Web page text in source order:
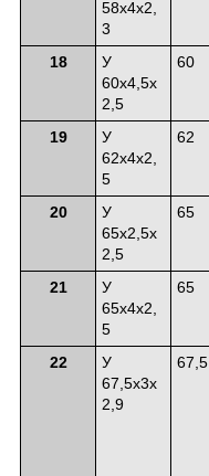
58х4х2,
3
18
У
60х4,5х
2,5
60
19
У
62х4х2,
5
62
20
У
65х2,5х
2,5
65
21
У
65х4х2,
5
65
22
У
67,5х3х
2,9
67,5